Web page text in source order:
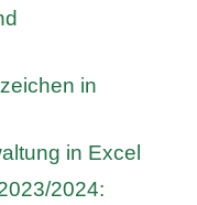
in
in Excel
2024: